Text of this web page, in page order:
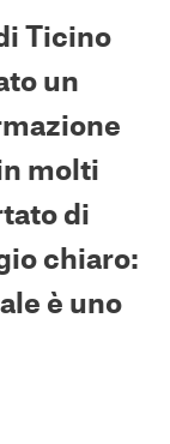
Ticino
un
molti
di
chiaro:
è uno